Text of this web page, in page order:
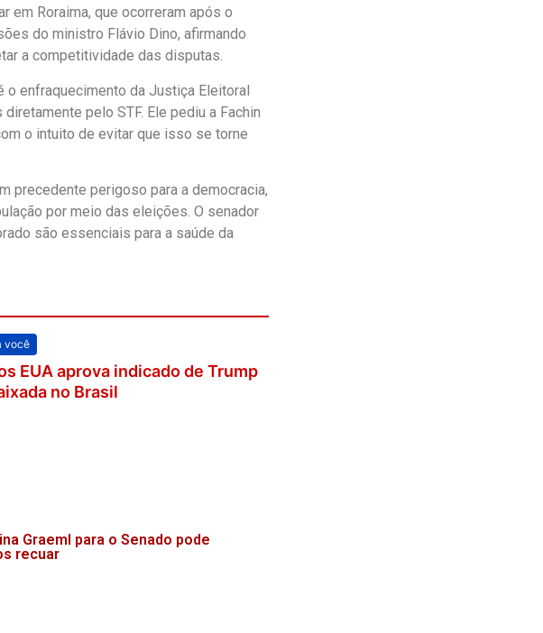
em Roraima, que ocorreram após o
do ministro Flávio Dino, afirmando
a competitividade das disputas.
o enfraquecimento da Justiça Eleitoral
pelo STF. Ele pediu a Fachin
o intuito de evitar que isso se torne
precedente perigoso para a democracia,
por meio das eleições. O senador
são essenciais para a saúde da
você
EUA aprova indicado de Trump
no Brasil
Graeml para o Senado pode
recuar